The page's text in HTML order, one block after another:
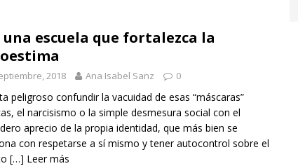
Llanos
MIL PALABRAS
Castillo
una escuela que fortalezca la
2018 Ana Isabel Sanz 0
peligroso confundir la vacuidad de esas “máscaras”
el narcisismo o la simple desmesura social con el
aprecio de la propia identidad, que más bien se
con respetarse a sí mismo y tener autocontrol sobre el
[…] Leer más